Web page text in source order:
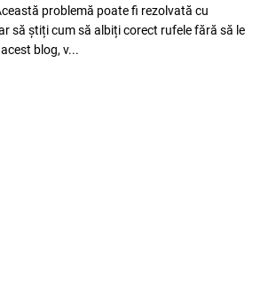
problemă poate fi rezolvată cu
să știți cum să albiți corect rufele fără să le
blog, v...